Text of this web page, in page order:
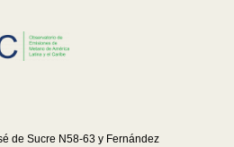
de Sucre N58-63 y Fernández